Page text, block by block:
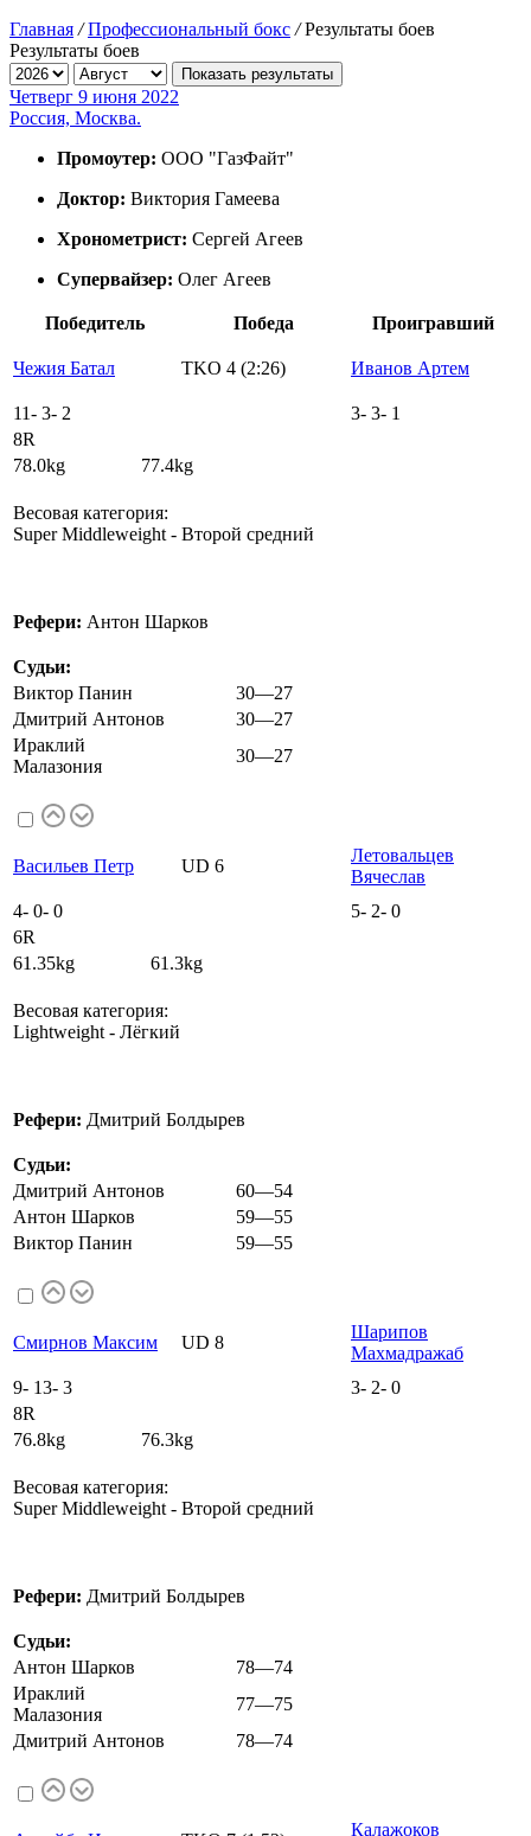
Главная / Профессиональный бокс /Результаты боев
Результаты боев
Показать результаты
Четверг 9 июня 2022
Россия, Москва.
Промоутер: ООО "ГазФайт"
Доктор: Виктория Гамеева
Хронометрист: Сергей Агеев
Супервайзер: Олег Агеев
Победитель Победа Проигравший
Чежия Батал TKO 4 (2:26) Иванов Артем
11- 3- 2 3- 3- 1
8R
78.0kg 77.4kg
Весовая категория:
Super Middleweight - Второй средний
Рефери: Антон Шарков
Судьи:
Виктор Панин
30—27
Дмитрий Антонов
30—27
Ираклий
Малазония
30—27
Васильев Петр UD 6
Летовальцев
Вячеслав
4- 0- 0 5- 2- 0
6R
61.35kg 61.3kg
Весовая категория:
Lightweight - Лёгкий
Рефери: Дмитрий Болдырев
Судьи:
Дмитрий Антонов
60—54
Антон Шарков
59—55
Виктор Панин
59—55
Смирнов Максим UD 8
Шарипов
Махмадражаб
9- 13- 3 3- 2- 0
8R
76.8kg 76.3kg
Весовая категория:
Super Middleweight - Второй средний
Рефери: Дмитрий Болдырев
Судьи:
Антон Шарков
78—74
Ираклий
Малазония
77—75
Дмитрий Антонов
78—74
Калажоков